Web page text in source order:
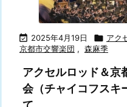
 2025年4月19日  アク
京都市交響楽団 , 森麻季
アクセルロッド＆京
会（チャイコフス